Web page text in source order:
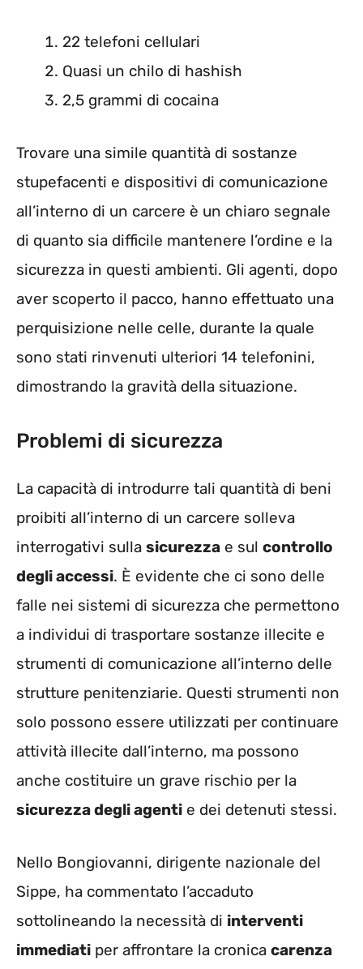
22 telefoni cellulari
Quasi un chilo di hashish
2,5 grammi di cocaina
Trovare una simile quantità di sostanze
stupefacenti e dispositivi di comunicazione
all’interno di un carcere è un chiaro segnale
di quanto sia difficile mantenere l’ordine e la
sicurezza in questi ambienti. Gli agenti, dopo
aver scoperto il pacco, hanno effettuato una
perquisizione nelle celle, durante la quale
sono stati rinvenuti ulteriori 14 telefonini,
dimostrando la gravità della situazione.
Problemi di sicurezza
La capacità di introdurre tali quantità di beni
proibiti all’interno di un carcere solleva
interrogativi sulla sicurezza e sul controllo
degli accessi. È evidente che ci sono delle
falle nei sistemi di sicurezza che permettono
a individui di trasportare sostanze illecite e
strumenti di comunicazione all’interno delle
strutture penitenziarie. Questi strumenti non
solo possono essere utilizzati per continuare
attività illecite dall’interno, ma possono
anche costituire un grave rischio per la
sicurezza degli agenti e dei detenuti stessi.
Nello Bongiovanni, dirigente nazionale del
Sippe, ha commentato l’accaduto
sottolineando la necessità di interventi
immediati per affrontare la cronica carenza